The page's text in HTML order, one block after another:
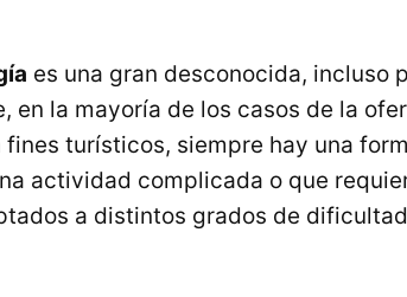
es una gran desconocida, incluso
en la mayoría de los casos de la
turísticos, siempre hay una
actividad complicada o que
a distintos grados de